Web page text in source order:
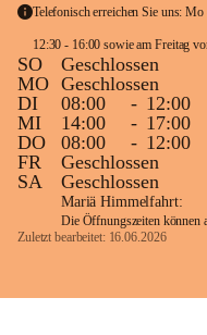
SO
Geschlossen
MO Geschlossen
DI
08:00 - 12:00
MI
14:00 - 17:00
DO
08:00 - 12:00
FR
Geschlossen
SA
Geschlossen
Mariä Himmelfahrt:
Die Öffnungszeiten können
Zuletzt bearbeitet: 16.06.2026